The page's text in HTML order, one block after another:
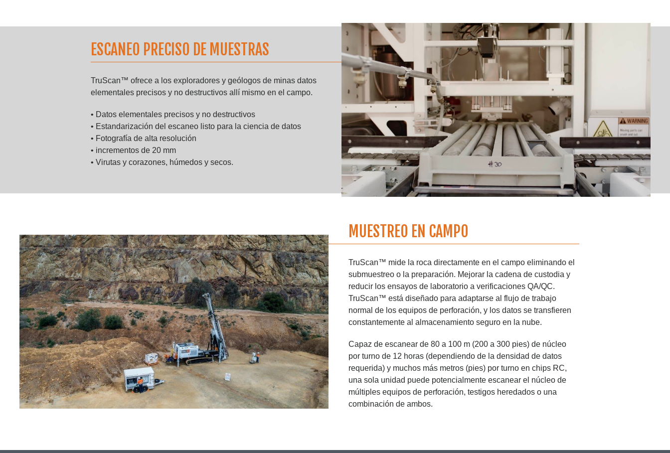
ESCANEO PRECISO DE MUESTRAS
TruScan™ ofrece a los exploradores y geólogos de minas datos
elementales precisos y no destructivos allí mismo en el campo.
• Datos elementales precisos y no destructivos
• Estandarización del escaneo listo para la ciencia de datos
• Fotografía de alta resolución
• incrementos de 20 mm
• Virutas y corazones, húmedos y secos.
MUESTREO EN CAMPO
TruScan™ mide la roca directamente en el campo eliminando el
submuestreo o la preparación. Mejorar la cadena de custodia y
reducir los ensayos de laboratorio a verificaciones QA/QC.
TruScan™ está diseñado para adaptarse al flujo de trabajo
normal de los equipos de perforación, y los datos se transfieren
constantemente al almacenamiento seguro en la nube.
Capaz de escanear de 80 a 100 m (200 a 300 pies) de núcleo
por turno de 12 horas (dependiendo de la densidad de datos
requerida) y muchos más metros (pies) por turno en chips RC,
una sola unidad puede potencialmente escanear el núcleo de
múltiples equipos de perforación, testigos heredados o una
combinación de ambos.